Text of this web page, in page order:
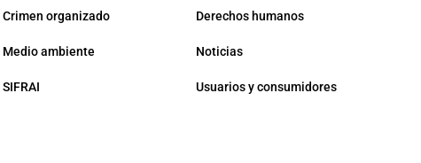
Crimen organizado Derechos humanos
Medio ambiente Noticias
SIFRAI Usuarios y consumidores